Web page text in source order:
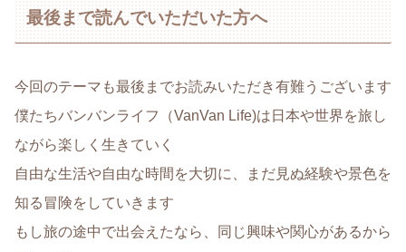
最後まで読んでいただいた方へ
今回のテーマも最後までお読みいただき有難うございます
僕たちバンバンライフ（VanVan Life)は日本や世界を旅し
ながら楽しく生きていく
自由な生活や自由な時間を大切に、まだ見ぬ経験や景色を
知る冒険をしていきます
もし旅の途中で出会えたなら、同じ興味や関心があるから